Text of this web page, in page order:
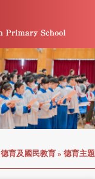
德育及國民教育 » 德育主題